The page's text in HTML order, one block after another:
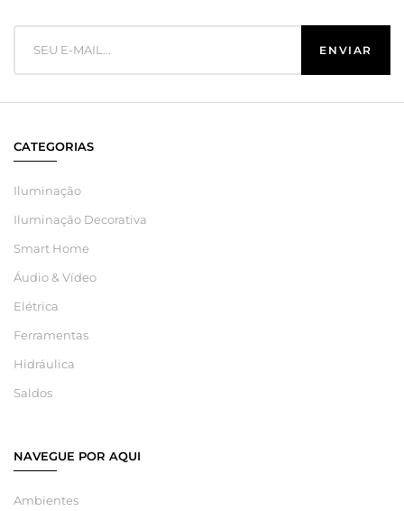
CATEGORIAS
Iluminação
Iluminação Decorativa
Smart Home
Áudio & Vídeo
Elétrica
Ferramentas
Hidráulica
Saldos
NAVEGUE POR AQUI
Ambientes